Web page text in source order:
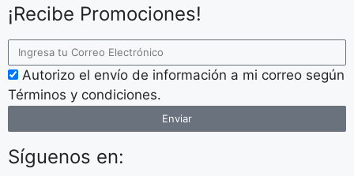
¡Recibe Promociones!
Autorizo el envío de información a mi correo según
Términos y condiciones.
Enviar
Síguenos en: